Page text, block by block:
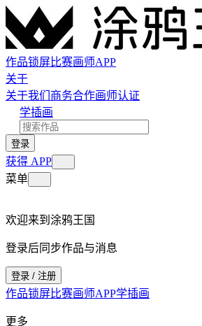
作品锁屏比赛画师APP
关于
关于我们 商务合作画师认证
学插画
登录
获得 APP
菜单
欢迎来到涂鸦王国
登录后同步作品与消息
登录 / 注册
作品锁屏比赛画师APP学插画
更多